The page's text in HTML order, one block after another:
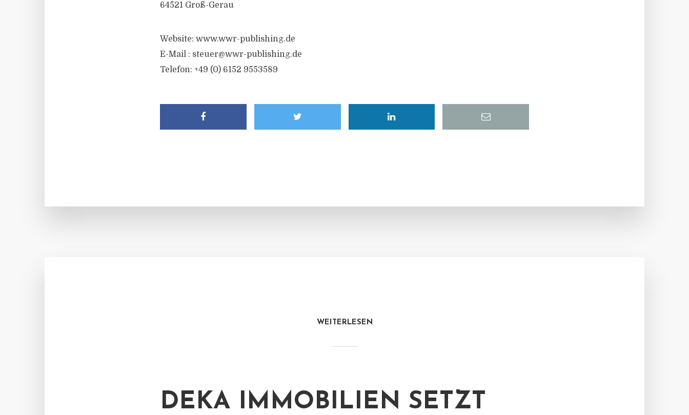
64521 Groß-Gerau
Website: www.wwr-publishing.de
E-Mail : steuer@wwr-publishing.de
Telefon: +49 (0) 6152 9553589
WEITERLESEN
DEKA IMMOBILIEN SETZT